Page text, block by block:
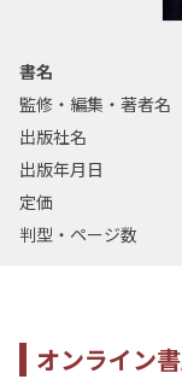
書名
監修・編集・著者名
出版社名
出版年月日
定価
判型・ページ数
オンライン